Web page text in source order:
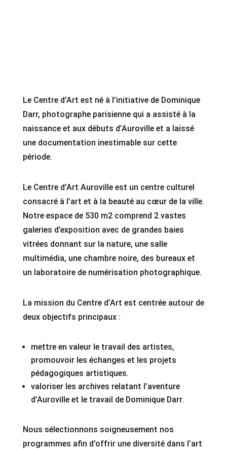
Le Centre d’Art est né à l’initiative de Dominique
Darr, photographe parisienne qui a assisté à la
naissance et aux débuts d’Auroville et a laissé
une documentation inestimable sur cette
période.
Le Centre d’Art Auroville est un centre culturel
consacré à l’art et à la beauté au cœur de la ville.
Notre espace de 530 m2 comprend 2 vastes
galeries d’exposition avec de grandes baies
vitrées donnant sur la nature, une salle
multimédia, une chambre noire, des bureaux et
un laboratoire de numérisation photographique.
La mission du Centre d’Art est centrée autour de
deux objectifs principaux :
mettre en valeur le travail des artistes,
promouvoir les échanges et les projets
pédagogiques artistiques.
valoriser les archives relatant l’aventure
d’Auroville et le travail de Dominique Darr.
Nous sélectionnons soigneusement nos
programmes afin d’offrir une diversité dans l’art